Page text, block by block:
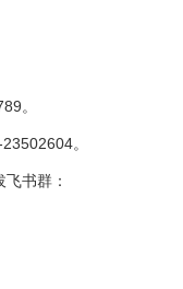
。
。
书群：